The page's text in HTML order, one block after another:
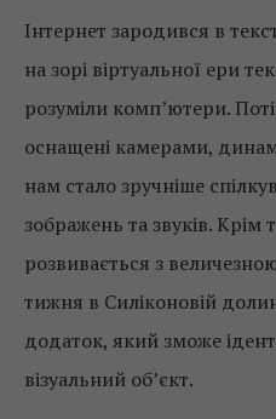
Інтернет зародився в
на зорі віртуальної ери
розуміли комп’ютери.
оснащені камерами,
нам стало зручніше
зображень та звуків. Крім
розвивається з
тижня в Силіконовій
додаток, який зможе
візуальний об’єкт.